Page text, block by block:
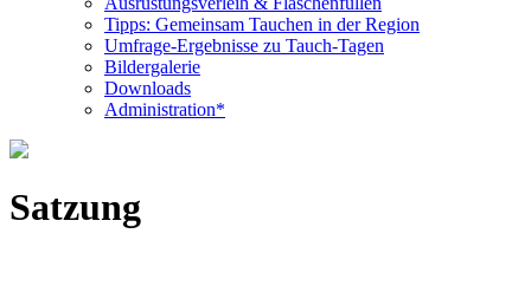
Tipps: Gemeinsam Tauchen in der Region
Umfrage-Ergebnisse zu Tauch-Tagen
Bildergalerie
Downloads
Administration*
Satzung